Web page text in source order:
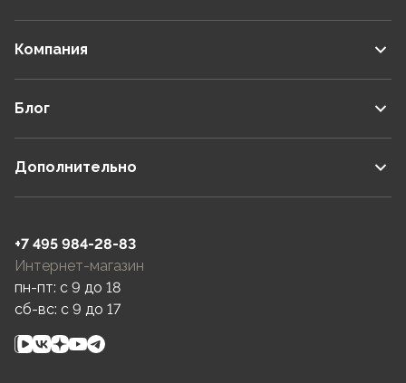
Компания
Блог
Дополнительно
+7 495 984-28-83
Интернет-магазин
пн-пт: c 9 до 18
сб-вс: c 9 до 17